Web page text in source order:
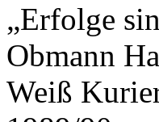
„Erfolge
Obmann
Weiß